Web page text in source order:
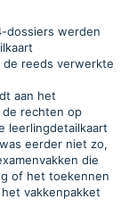
dossiers werden
de reeds verwerkte
aan het
de rechten op
leerlingdetailkaart
eerder niet zo,
die
of het toekennen
vakkenpakket